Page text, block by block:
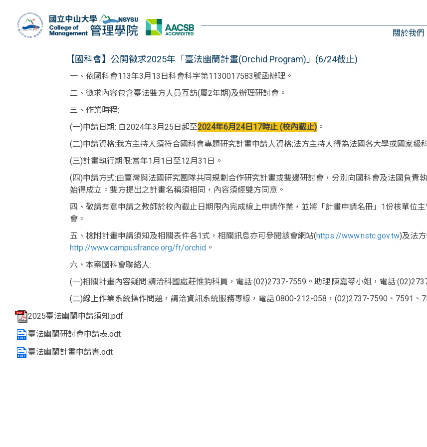
關於我們
【國科會】公開徵求2025年「臺法幽蘭計畫(Orchid Program)」(6/24截止)
一、依國科會113年3月13日科會科字第1130017583號函辦理。
二、徵求內容包含臺法雙方人員互訪(屬2年期)及辦理研討會。
三、作業時程:
(一)申請日期: 自2024年3月25日起至2024年6月24日17時止 (校內截止) 。
(二)申請資格:我方主持人須符合國科會專題研究計畫申請人資格;法方主持人得為法國各大學或國家級
(三)計畫執行期限:當年1月1日至12月31日。
(四)申請方式:由臺灣與法國研究團隊共同規劃合作研究計畫或雙邊研討會，分別向國科會及法國負責
始得成立。雙方提出之計畫名稱須相同，內容須經雙方同意。
四、敬請有意申請之教師於校內截止日期限內完成線上申請作業，並將「計畫申請名冊」1份核單位
會。
五、檢附計畫申請須知及相關表件各1式，相關訊息亦可參閱該會網站(https://www.nstc.gov.tw)及法
http://www.campusfrance.org/fr/orchid 。
六、本案國科會聯絡人:
(一)相關計畫內容疑問:請洽科國處莊惟鈞科員，電話:(02)2737-7559。助理:陳嘉苓小姐，電話
(二)線上作業系統操作問題，請洽資訊系統服務專線，電話:0800-212-058，(02)2737-7590、7591、
2025臺法幽蘭申請須知.pdf
臺法幽蘭研討會申請表.odt
臺法幽蘭計畫申請書.odt